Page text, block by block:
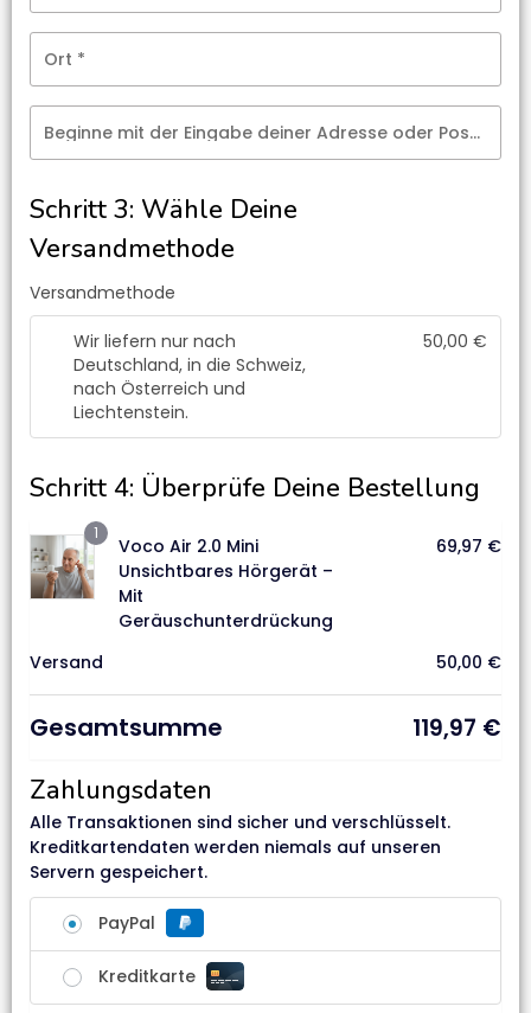
Ort *
Beginne mit der Eingabe deiner Adresse oder Postleitzahl
Schritt 3: Wähle Deine
Versandmethode
Versandmethode
Wir liefern nur nach
Deutschland, in die Schweiz,
nach Österreich und
Liechtenstein.
50,00 €
Schritt 4: Überprüfe Deine Bestellung
1
Voco Air 2.0 Mini
Unsichtbares Hörgerät –
Mit
Geräuschunterdrückung
69,97 €
Versand 50,00 €
Gesamtsumme 119,97 €
Zahlungsdaten
Alle Transaktionen sind sicher und verschlüsselt.
Kreditkartendaten werden niemals auf unseren
Servern gespeichert.
PayPal
Kreditkarte